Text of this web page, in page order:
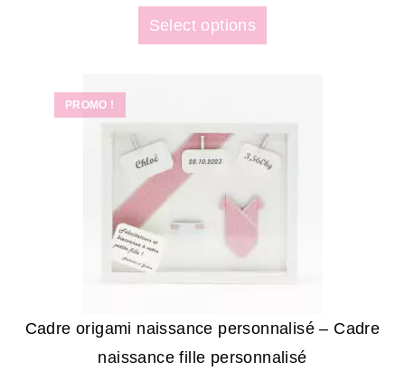
Select options
PROMO !
Cadre origami naissance personnalisé – Cadre
naissance fille personnalisé